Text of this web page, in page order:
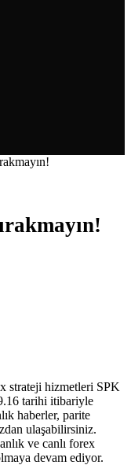
strateji hizmetleri SPK
tarihi itibariyle
haberler, parite
ulaşabilirsiniz.
ve canlı forex
devam ediyor.